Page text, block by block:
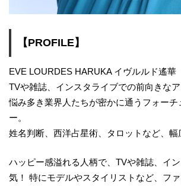
【PROFILE】
EVE LOURDES HARUKA イヴルルド遙華
TVや雑誌、インスタライブでの前向きな
悩み多き業界人たちが密かに通うフォー
ー。
姓名判断、西洋占星術、タロットなど、幅
ハッピー感溢れる人柄で、TVや雑誌、イ
気！ 特にモデルやスタイリストなど、フ